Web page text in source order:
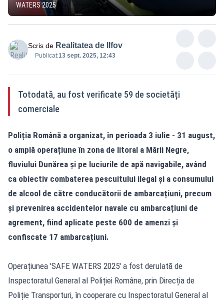
WATERS 2025
Scris de Realitatea de Ilfov
Publicat:13 sept. 2025, 12:43
Totodată, au fost verificate 59 de societăți
comerciale
Poliția Română a organizat, în perioada 3 iulie - 31 august,
o amplă operațiune în zona de litoral a Mării Negre,
fluviului Dunărea și pe luciurile de apă navigabile, având
ca obiectiv combaterea pescuitului ilegal și a consumului
de alcool de către conducătorii de ambarcațiuni, precum
și prevenirea accidentelor navale cu ambarcațiuni de
agrement, fiind aplicate peste 600 de amenzi și
confiscate 17 ambarcațiuni.
Operațiunea 'SAFE WATERS 2025' a fost derulată de
Inspectoratul General al Poliției Române, prin Direcția de
Poliție Transporturi, în cooperare cu Inspectoratul General al